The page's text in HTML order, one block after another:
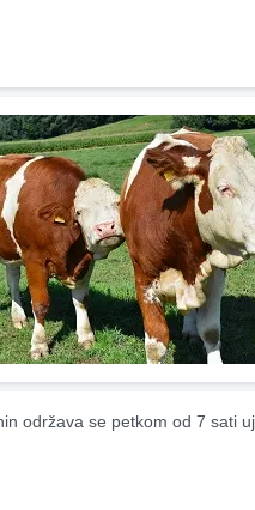
održava se petkom od 7 sati